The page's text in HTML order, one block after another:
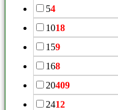
54
1018
159
168
20409
2412